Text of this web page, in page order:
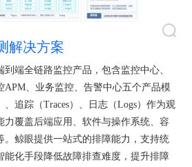
解决方案
端全链路监控产品，包含监控中心、
APM、业务监控、告警中心五个产品模
追踪（Traces）、日志（Logs）作为观
力覆盖后端应用、软件与操作系统、容
。鲸眼提供一站式的排障能力，支持统
能化手段降低故障排查难度，提升排障